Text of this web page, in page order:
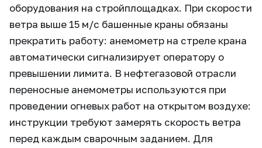
оборудования на стройплощадках. При скорости
ветра выше 15 м/с башенные краны обязаны
прекратить работу: анемометр на стреле крана
автоматически сигнализирует оператору о
превышении лимита. В нефтегазовой отрасли
переносные анемометры используются при
проведении огневых работ на открытом воздухе:
инструкции требуют замерять скорость ветра
перед каждым сварочным заданием. Для